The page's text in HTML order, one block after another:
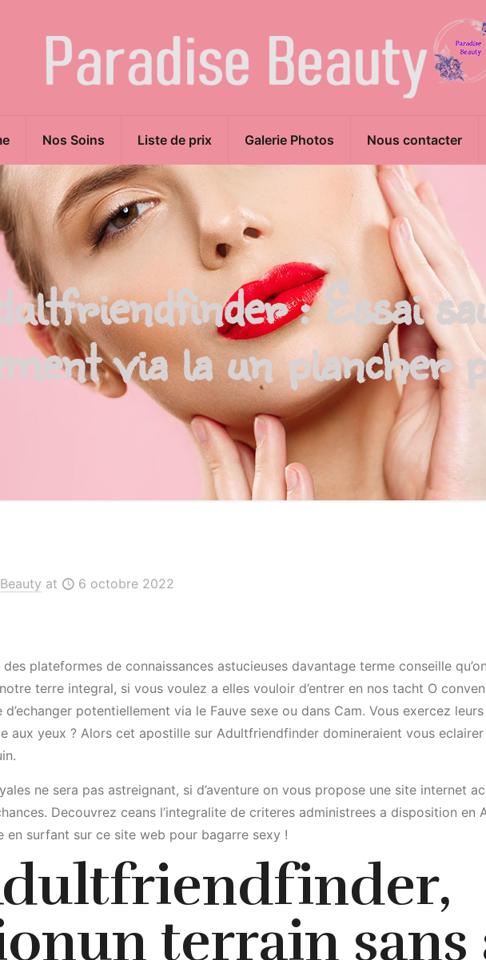
Nos Soins Liste de prix Galerie Photos Nous contacter
: Essai
via la un plancher
at 6 octobre 2022
plateformes de connaissances astucieuses davantage terme conseille
terre integral, si vous voulez a elles vouloir d’entrer en nos tacht O
d’echanger potentiellement via le Fauve sexe ou dans Cam. Vous exercez
aux yeux ? Alors cet apostille sur Adultfriendfinder domineraient vous
ne sera pas astreignant, si d’aventure on vous propose une site internet
Decouvrez ceans l’integralite de criteres administrees a disposition
en surfant sur ce site web pour bagarre sexy !
terrain sans